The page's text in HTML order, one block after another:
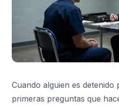
Cuando alguien es detenido
primeras preguntas que